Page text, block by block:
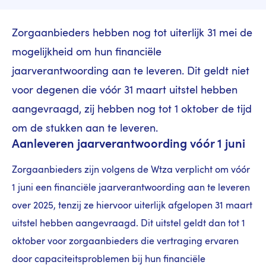
Zorgaanbieders hebben nog tot uiterlijk 31 mei de
mogelijkheid om hun financiële
jaarverantwoording aan te leveren. Dit geldt niet
voor degenen die vóór 31 maart uitstel hebben
aangevraagd, zij hebben nog tot 1 oktober de tijd
om de stukken aan te leveren.
Aanleveren jaarverantwoording vóór 1 juni
Zorgaanbieders zijn volgens de Wtza verplicht om vóór
1 juni een financiële jaarverantwoording aan te leveren
over 2025, tenzij ze hiervoor uiterlijk afgelopen 31 maart
uitstel hebben aangevraagd. Dit uitstel geldt dan tot 1
oktober voor zorgaanbieders die vertraging ervaren
door capaciteitsproblemen bij hun financiële